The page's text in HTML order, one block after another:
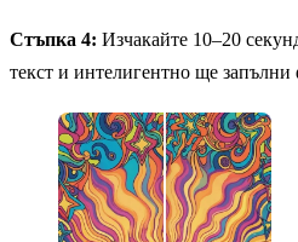
Стъпка 4: Изчакайте 10–20
текст и интелигентно ще запълни